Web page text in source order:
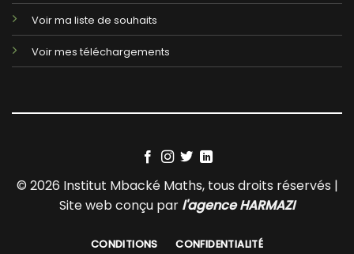
Voir ma liste de souhaits
Voir mes téléchargements
© 2026 Institut Mbacké Maths, tous droits réservés |
Site web conçu par l'agence HARMAZI
CONDITIONS CONFIDENTIALITÉ